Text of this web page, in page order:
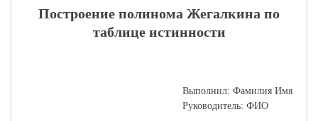
Построение полинома Жегалкина по
таблице истинности
Выполнил: Фамилия Имя
Руководитель: ФИО